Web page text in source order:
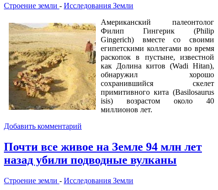
Строение земли - Исследования Земли
Американский палеонтолог
Филип Гингерик (Philip
Gingerich) вместе со своими
египетскими коллегами во время
раскопок в пустыне, известной
как Долина китов (Wadi Hitan),
обнаружил хорошо
сохранившийся скелет
примитивного кита (Basilosaurus
isis) возрастом около 40
миллионов лет.
Добавить комментарий
Почти все живое на Земле 94 млн лет
назад убили подводные вулканы
Строение земли - Исследования Земли